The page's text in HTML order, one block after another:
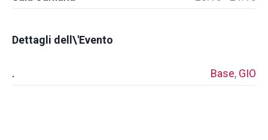
Dettagli dell\'Evento
. Base, GIO